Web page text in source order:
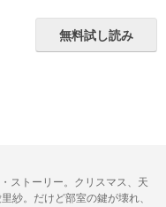
無料試し読み
ストーリー。クリスマス、天
紗。だけど部室の鍵が壊れ、